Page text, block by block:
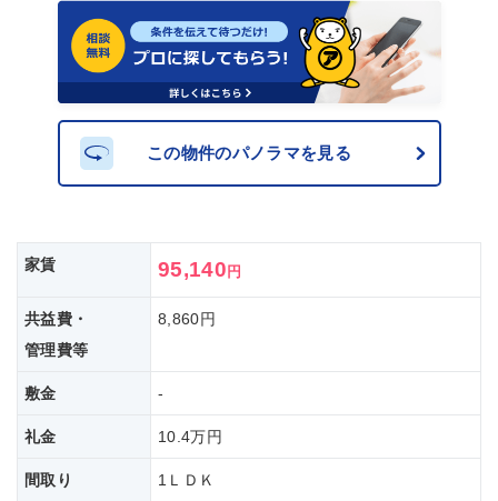
この物件のパノラマを見る
家賃 95,140円
共益費・
管理費等
8,860円
敷金 -
礼金 10.4万円
間取り 1ＬＤＫ